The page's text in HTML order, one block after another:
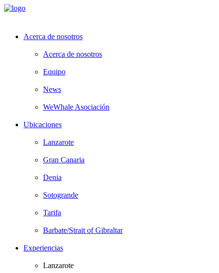
Acerca de nosotros
Acerca de nosotros
Equipo
News
WeWhale Asociación
Ubicaciones
Lanzarote
Gran Canaria
Denia
Sotogrande
Tarifa
Barbate/Strait of Gibraltar
Experiencias
Lanzarote